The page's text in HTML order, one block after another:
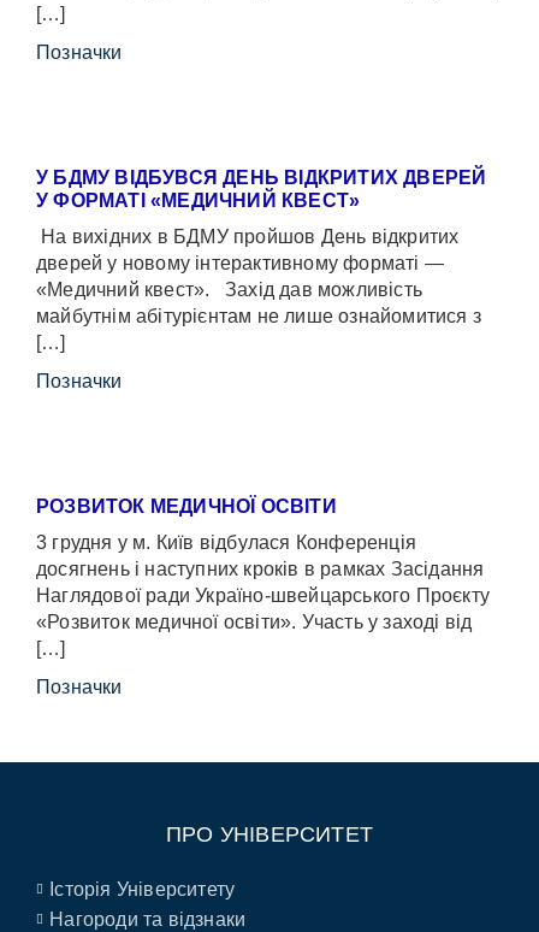
[…]
Позначки
У БДМУ ВІДБУВСЯ ДЕНЬ ВІДКРИТИХ ДВЕРЕЙ
У ФОРМАТІ «МЕДИЧНИЙ КВЕСТ»
На вихідних в БДМУ пройшов День відкритих
дверей у новому інтерактивному форматі —
«Медичний квест». Захід дав можливість
майбутнім абітурієнтам не лише ознайомитися з
[…]
Позначки
РОЗВИТОК МЕДИЧНОЇ ОСВІТИ
3 грудня у м. Київ відбулася Конференція
досягнень і наступних кроків в рамках Засідання
Наглядової ради Україно-швейцарського Проєкту
«Розвиток медичної освіти». Участь у заході від
[…]
Позначки
ПРО УНІВЕРСИТЕТ
Історія Університету
Нагороди та відзнаки